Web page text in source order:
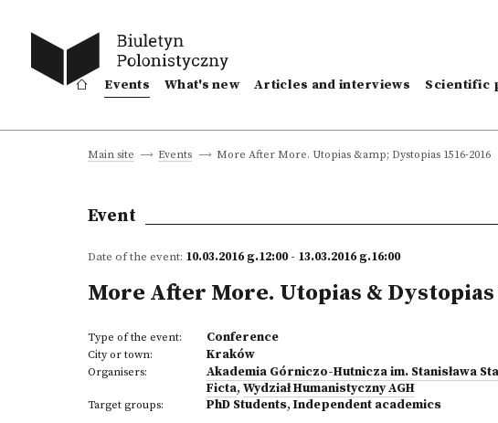
Events What's new Articles and interviews Scientific
Main site Events More After More. Utopias &amp; Dystopias 1516-2016
Event
Date of the event: 10.03.2016 g.12:00 - 13.03.2016 g.16:00
More After More. Utopias & Dystopias
Type of the event: Conference
City or town: Kraków
Organisers: Akademia Górniczo-Hutnicza im. Stanisława
Ficta, Wydział Humanistyczny AGH
Target groups: PhD Students, Independent academics